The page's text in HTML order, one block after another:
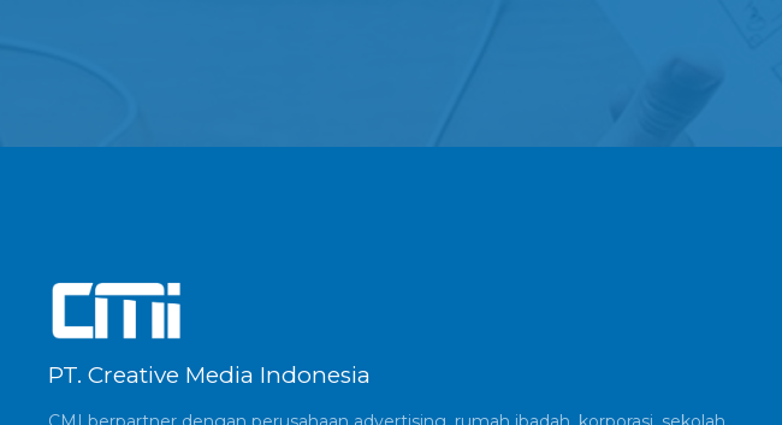
PT. Creative Media Indonesia